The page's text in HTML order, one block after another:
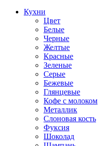
Кухни
Цвет
Белые
Черные
Желтые
Красные
Зеленые
Серые
Бежевые
Глянцевые
Кофе с молоком
Металлик
Слоновая кость
Фуксия
Шоколад